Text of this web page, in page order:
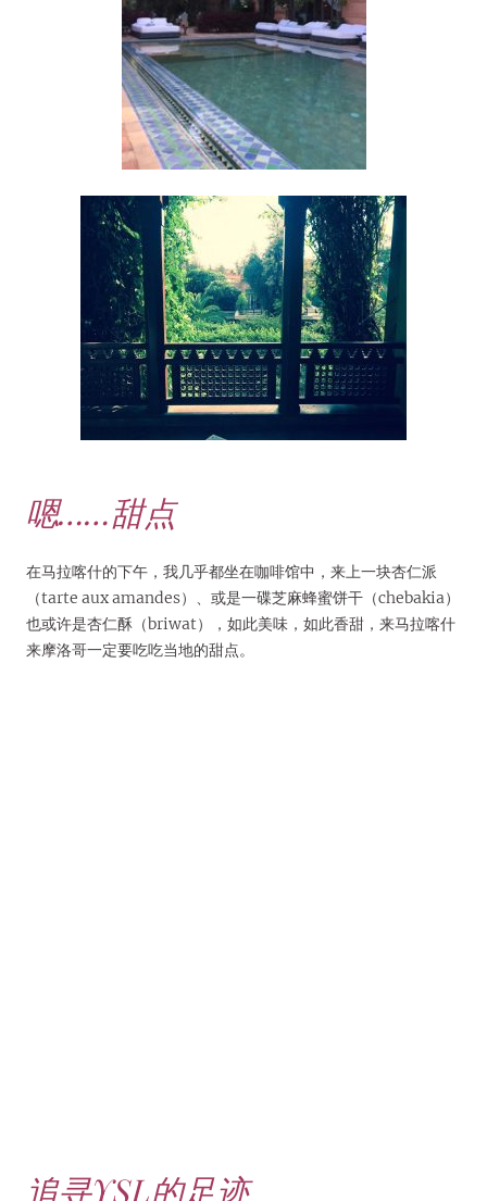
嗯……甜点
在马拉喀什的下午，我几乎都坐在咖啡馆中，来上一块杏仁派
（tarte aux amandes）、或是一碟芝麻蜂蜜饼干（chebakia）
也或许是杏仁酥（briwat），如此美味，如此香甜，来马拉喀什
来摩洛哥一定要吃吃当地的甜点。
追寻YSL的足迹